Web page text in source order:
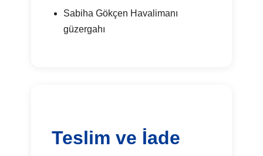
Sabiha Gökçen Havalimanı
güzergahı
Teslim ve İade